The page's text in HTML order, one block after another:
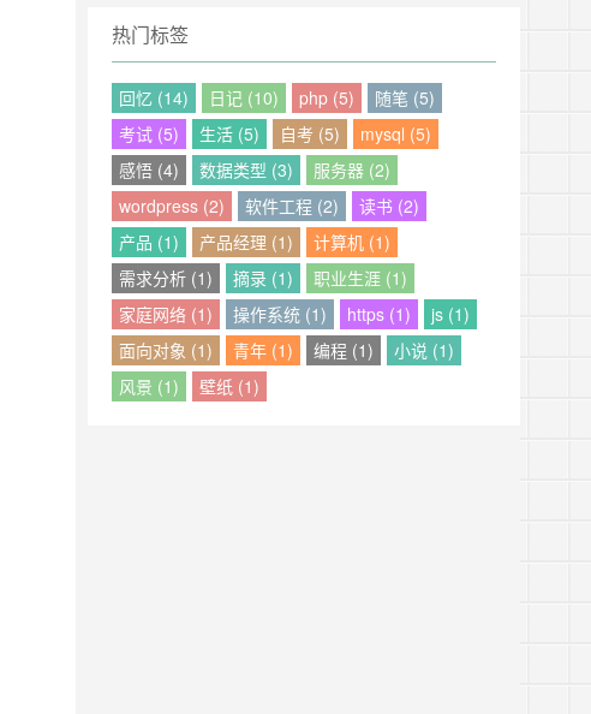
热门标签
回忆 (14) 日记 (10) php (5)
随笔 (5)
考试 (5)
生活 (5) 自考 (5)
mysql (5)
感悟 (4)
数据类型 (3)
服务器 (2)
wordpress (2)
软件工程 (2)
读书 (2)
产品 (1)
产品经理 (1)
计算机 (1)
需求分析 (1)
摘录 (1)
职业生涯 (1)
家庭网络 (1)
操作系统 (1) https (1)
js (1)
面向对象 (1)
青年 (1) 编程 (1)
小说 (1)
风景 (1)
壁纸 (1)